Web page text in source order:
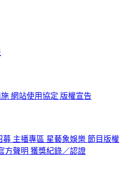
網站使用協定 版權宣告
募 主播專區 星藝象娛樂 節目版權
方聲明 獲獎紀錄／認證